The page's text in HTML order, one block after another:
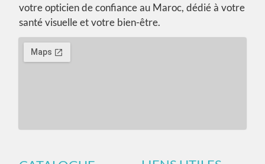
votre opticien de confiance au Maroc, dédié à votre
santé visuelle et votre bien-être.